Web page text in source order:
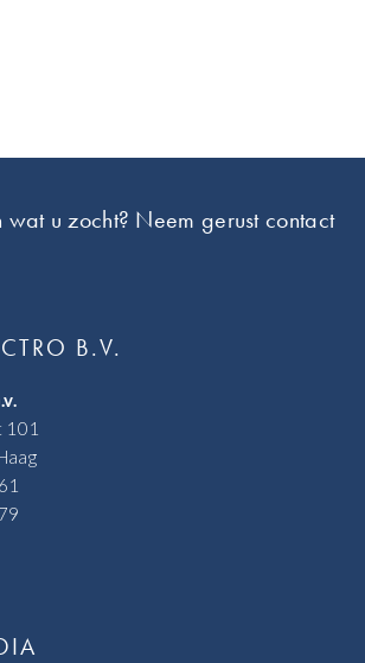
u zocht? Neem gerust contact
B.V.
101